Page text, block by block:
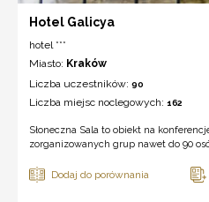
Hotel Galicya
hotel ***
Miasto: Kraków
Liczba uczestników: 90
Liczba miejsc noclegowych: 162
Słoneczna Sala to obiekt na
zorganizowanych grup nawet do 90